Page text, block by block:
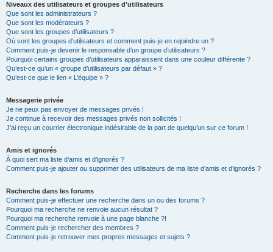
Niveaux des utilisateurs et groupes d’utilisateurs
Que sont les administrateurs ?
Que sont les modérateurs ?
Que sont les groupes d’utilisateurs ?
Où sont les groupes d’utilisateurs et comment puis-je en rejoindre un ?
Comment puis-je devenir le responsable d’un groupe d’utilisateurs ?
Pourquoi certains groupes d’utilisateurs apparaissent dans une couleur différente ?
Qu’est-ce qu’un « groupe d’utilisateurs par défaut » ?
Qu’est-ce que le lien « L’équipe » ?
Messagerie privée
Je ne peux pas envoyer de messages privés !
Je continue à recevoir des messages privés non sollicités !
J’ai reçu un courrier électronique indésirable de la part de quelqu’un sur ce forum !
Amis et ignorés
À quoi sert ma liste d’amis et d’ignorés ?
Comment puis-je ajouter ou supprimer des utilisateurs de ma liste d’amis et d’ignorés ?
Recherche dans les forums
Comment puis-je effectuer une recherche dans un ou des forums ?
Pourquoi ma recherche ne renvoie aucun résultat ?
Pourquoi ma recherche renvoie à une page blanche ?!
Comment puis-je rechercher des membres ?
Comment puis-je retrouver mes propres messages et sujets ?